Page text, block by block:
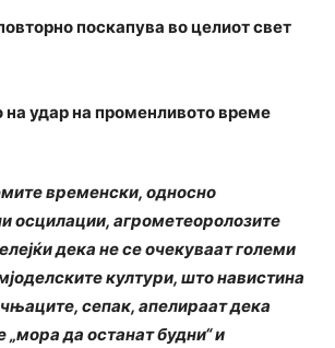
поскапува во целиот свет
на удар на променливото време
временски, односно
осцилации, агрометеоролозите
дека не се очекуваат големи
култури, што навистина
сепак, апелираат дека
„мора да останат будни“ и